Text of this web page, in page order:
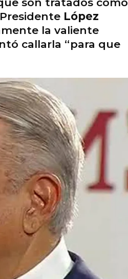
López
la valiente
callarla “para que